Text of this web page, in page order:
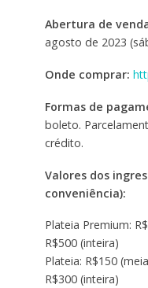
Abertura de
agosto de 2023
Onde comprar:
Formas de
boleto.
crédito.
Valores dos
conveniência):
Plateia Premium:
R$500 (inteira)
Plateia: R$150
R$300 (inteira)